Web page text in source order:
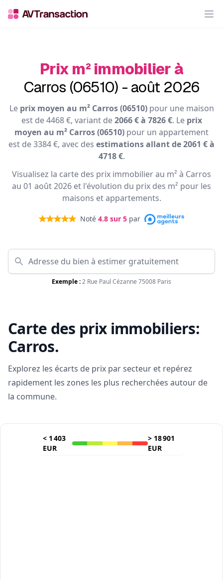
Prix m² immobilier à
Carros (06510) - août 2026
Le prix moyen au m² Carros (06510)pour une maison
est de 4468 €, variant de2066 € à 7826 €. Le prix
moyen au m² Carros (06510) pour un appartement
est de 3384 €, avec des estimations allant de 2061 € à
4718 €.
Visualisez la carte des prix immobilier au m² à Carros
au 01 août 2026 et l'évolution du prix des m² pour les
maisons et appartements.
Noté 4.8 sur 5 par
Exemple :2 Rue Paul Cézanne 75008 Paris
Carte des prix immobiliers:
Carros.
Explorez les écarts de prix par secteur et repérez
rapidement les zones les plus recherchées autour de
la commune.
< 1 403
EUR
> 18 901
EUR